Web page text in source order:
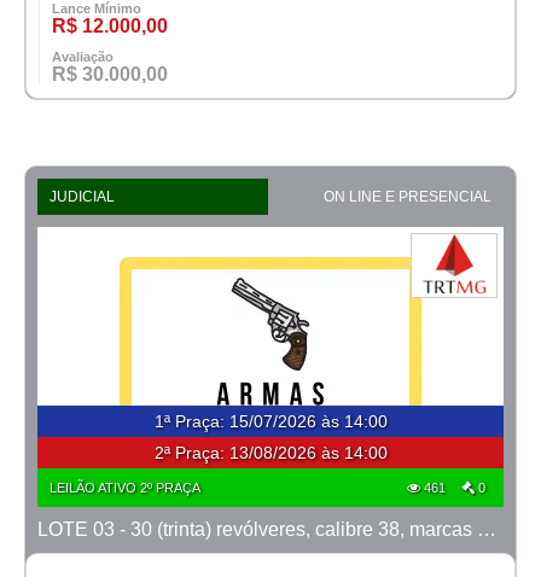
Lance Mínimo
R$ 12.000,00
Avaliação
R$ 30.000,00
JUDICIAL ON LINE E PRESENCIAL
1ª Praça: 15/07/2026 às 14:00
2ª Praça: 13/08/2026 às 14:00
LEILÃO ATIVO 2º PRAÇA 461 0
LOTE 03 - 30 (trinta) revólveres, calibre 38, marcas Taurus e Rossi